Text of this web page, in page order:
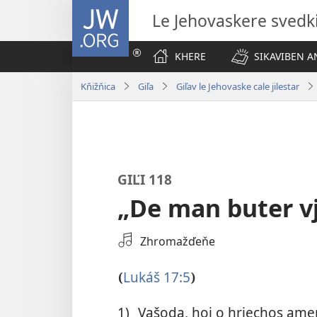
JW.ORG
Le Jehovaskere svedki
KHERE SIKAVIBEN
Kňižňica Giľa Giľav le Jehovaske cale jilestar
GIĽI 118
„De man buter
Select
Audio
Zhromažďeňe
(Lukáš 17:5)
1) Vašoda, hoj o hrjechos